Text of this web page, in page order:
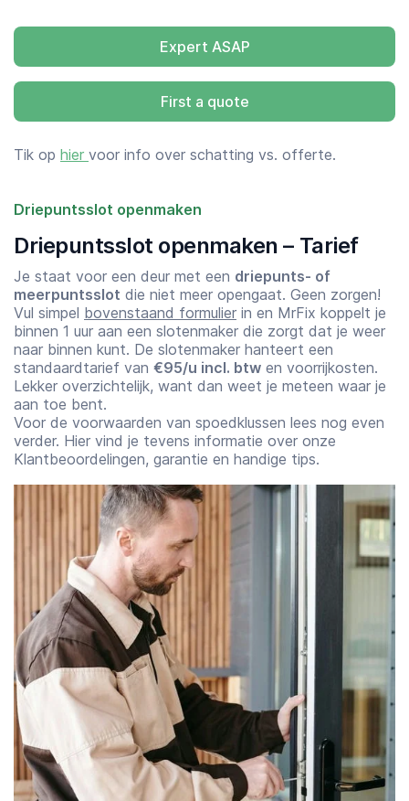
Expert ASAP
First a quote
Tik op hier voor info over schatting vs. offerte.
Driepuntsslot openmaken
Driepuntsslot openmaken – Tarief
Je staat voor een deur met een driepunts- of
meerpuntsslot die niet meer opengaat. Geen zorgen!
Vul simpel bovenstaand formulier in en MrFix koppelt je
binnen 1 uur aan een slotenmaker die zorgt dat je weer
naar binnen kunt. De slotenmaker hanteert een
standaardtarief van €95/u incl. btw en voorrijkosten.
Lekker overzichtelijk, want dan weet je meteen waar je
aan toe bent.
Voor de voorwaarden van spoedklussen lees nog even
verder. Hier vind je tevens informatie over onze
Klantbeoordelingen, garantie en handige tips.